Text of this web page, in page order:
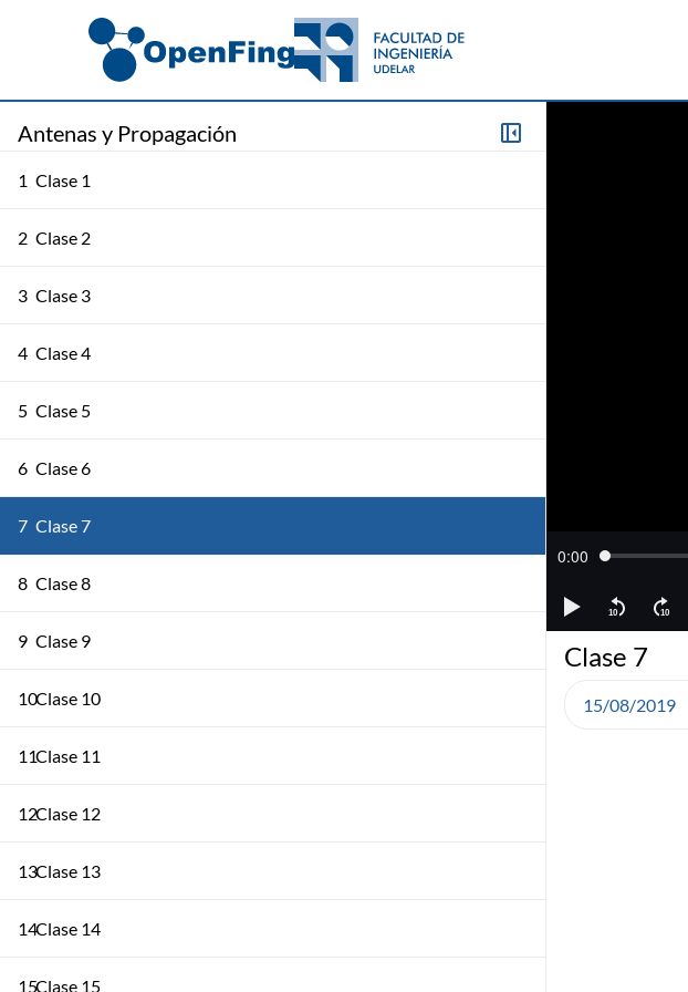
Antenas y Propagación
1 Clase 1
2 Clase 2
3 Clase 3
4 Clase 4
5 Clase 5
6 Clase 6
7 Clase 7
8 Clase 8
9 Clase 9
10Clase 10
11Clase 11
12Clase 12
13Clase 13
14Clase 14
15Clase 15
Clase 7
15/08/2019